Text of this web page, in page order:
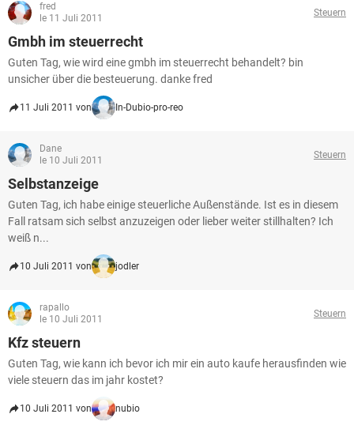
fred
le 11 Juli 2011
Steuern
Gmbh im steuerrecht
Guten Tag, wie wird eine gmbh im steuerrecht behandelt? bin
unsicher über die besteuerung. danke fred
11 Juli 2011 von In-Dubio-pro-reo
Dane
le 10 Juli 2011
Steuern
Selbstanzeige
Guten Tag, ich habe einige steuerliche Außenstände. Ist es in diesem
Fall ratsam sich selbst anzuzeigen oder lieber weiter stillhalten? Ich
weiß n...
10 Juli 2011 von jodler
rapallo
le 10 Juli 2011
Steuern
Kfz steuern
Guten Tag, wie kann ich bevor ich mir ein auto kaufe herausfinden wie
viele steuern das im jahr kostet?
10 Juli 2011 von nubio